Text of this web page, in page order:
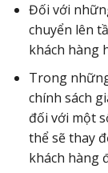
Đối với
chuyển lên
khách hàng
Trong
chính sách
đối với một
thể sẽ thay
khách hàng